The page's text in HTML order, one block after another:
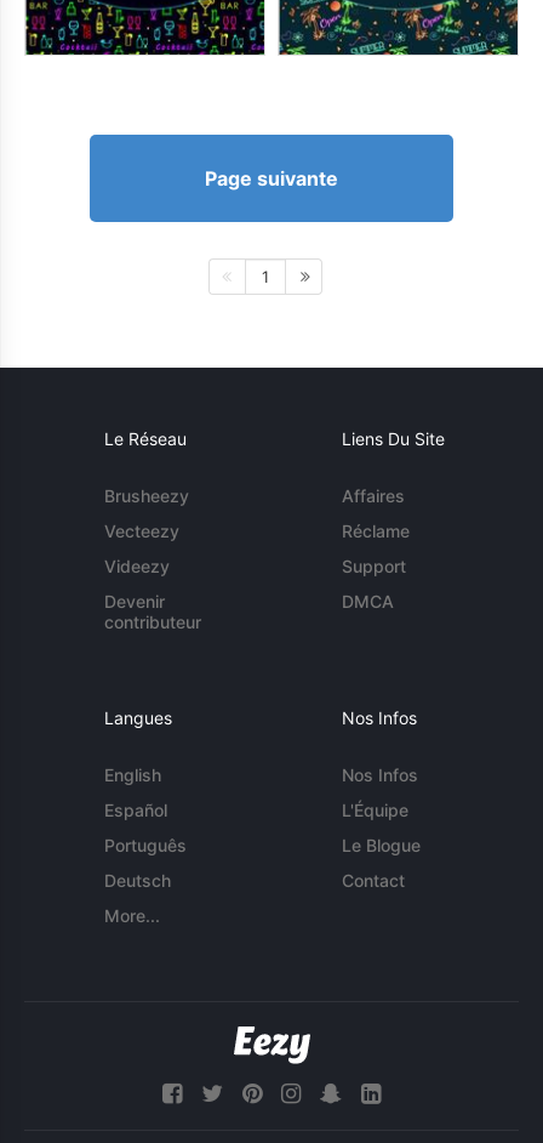
Page suivante
1
Le Réseau
Brusheezy
Vecteezy
Videezy
Devenir
contributeur
Liens Du Site
Affaires
Réclame
Support
DMCA
Langues
English
Español
Português
Deutsch
More...
Nos Infos
Nos Infos
L'Équipe
Le Blogue
Contact